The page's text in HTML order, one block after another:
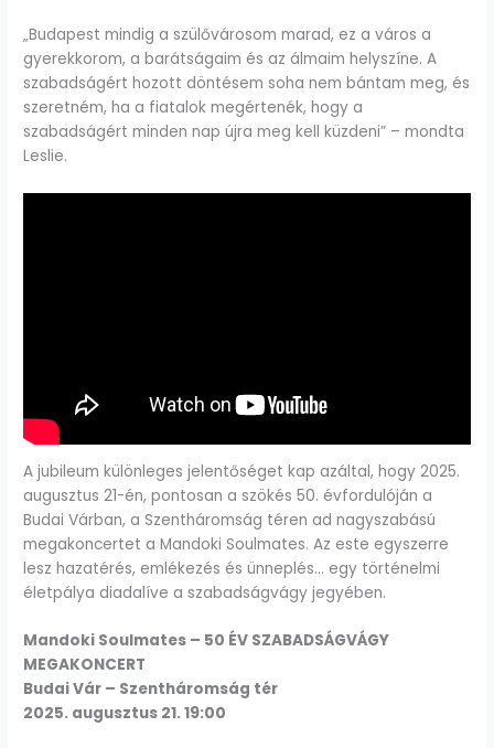
„Budapest mindig a szülővárosom marad, ez a város a
gyerekkorom, a barátságaim és az álmaim helyszíne. A
szabadságért hozott döntésem soha nem bántam meg, és
szeretném, ha a fiatalok megértenék, hogy a
szabadságért minden nap újra meg kell küzdeni” – mondta
Leslie.
A jubileum különleges jelentőséget kap azáltal, hogy 2025.
augusztus 21-én, pontosan a szökés 50. évfordulóján a
Budai Várban, a Szentháromság téren ad nagyszabású
megakoncertet a Mandoki Soulmates. Az este egyszerre
lesz hazatérés, emlékezés és ünneplés… egy történelmi
életpálya diadalíve a szabadságvágy jegyében.
Mandoki Soulmates – 50 ÉV SZABADSÁGVÁGY
MEGAKONCERT
Budai Vár – Szentháromság tér
2025. augusztus 21. 19:00